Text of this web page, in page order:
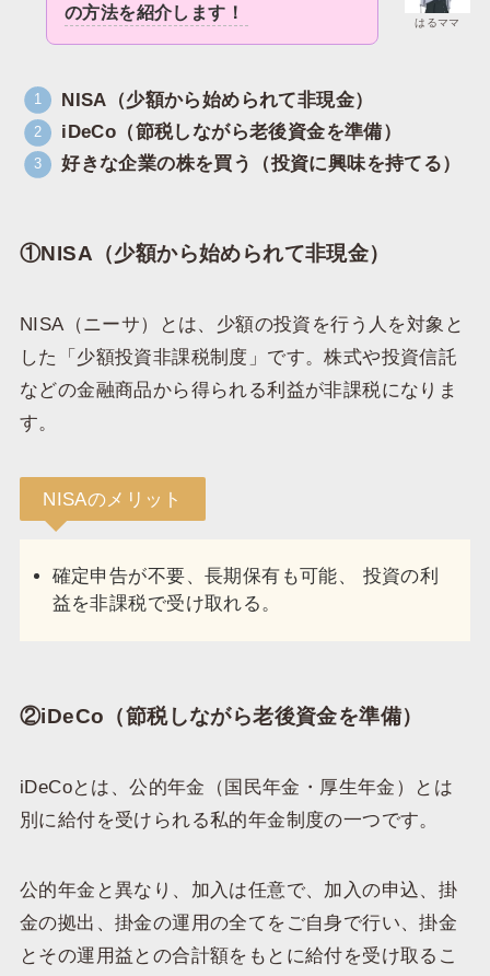
はるママ
の方法を紹介します！
NISA（少額から始められて非現金）
iDeCo（節税しながら老後資金を準備）
好きな企業の株を買う（投資に興味を持てる）
①NISA（少額から始められて非現金）
NISA（ニーサ）とは、少額の投資を行う人を対象と
した「少額投資非課税制度」です。株式や投資信託
などの金融商品から得られる利益が非課税になりま
す。
NISAのメリット
確定申告が不要、長期保有も可能、 投資の利
益を非課税で受け取れる。
②iDeCo（節税しながら老後資金を準備）
iDeCoとは、公的年金（国民年金・厚生年金）とは
別に給付を受けられる私的年金制度の一つです。
公的年金と異なり、加入は任意で、加入の申込、掛
金の拠出、掛金の運用の全てをご自身で行い、掛金
とその運用益との合計額をもとに給付を受け取るこ